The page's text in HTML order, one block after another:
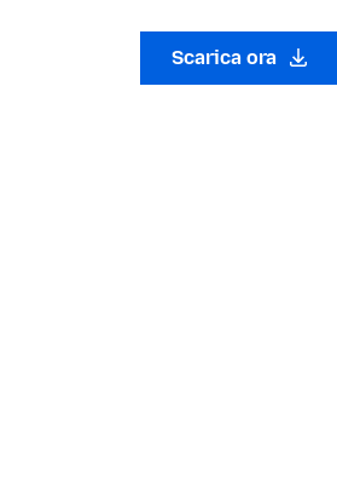
Scarica ora